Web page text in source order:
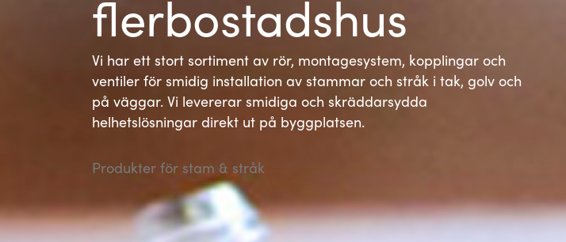
flerbostadshus
Vi har ett stort sortiment av rör, montagesystem, kopplingar och
ventiler för smidig installation av stammar och stråk i tak, golv och
på väggar. Vi levererar smidiga och skräddarsydda
helhetslösningar direkt ut på byggplatsen.
Produkter för stam & stråk